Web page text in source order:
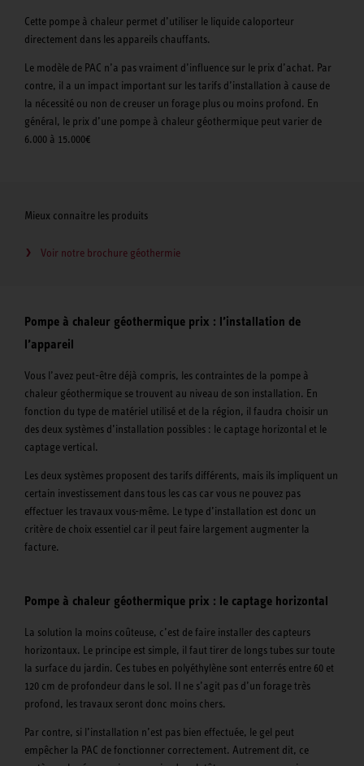
Cette pompe à chaleur permet d’utiliser le liquide caloporteur
directement dans les appareils chauffants.
Le modèle de PAC n’a pas vraiment d’influence sur le prix d’achat. Par
contre, il a un impact important sur les tarifs d’installation à cause de
la nécessité ou non de creuser un forage plus ou moins profond. En
général, le prix d’une pompe à chaleur géothermique peut varier de
6.000 à 15.000€
Mieux connaitre les produits
Voir notre brochure géothermie
Pompe à chaleur géothermique prix : l’installation de
l’appareil
Vous l’avez peut-être déjà compris, les contraintes de la pompe à
chaleur géothermique se trouvent au niveau de son installation. En
fonction du type de matériel utilisé et de la région, il faudra choisir un
des deux systèmes d’installation possibles : le captage horizontal et le
captage vertical.
Les deux systèmes proposent des tarifs différents, mais ils impliquent un
certain investissement dans tous les cas car vous ne pouvez pas
effectuer les travaux vous-même. Le type d’installation est donc un
critère de choix essentiel car il peut faire largement augmenter la
facture.
Pompe à chaleur géothermique prix : le captage horizontal
La solution la moins coûteuse, c’est de faire installer des capteurs
horizontaux. Le principe est simple, il faut tirer de longs tubes sur toute
la surface du jardin. Ces tubes en polyéthylène sont enterrés entre 60 et
120 cm de profondeur dans le sol. Il ne s’agit pas d’un forage très
profond, les travaux seront donc moins chers.
Par contre, si l’installation n’est pas bien effectuée, le gel peut
empêcher la PAC de fonctionner correctement. Autrement dit, ce